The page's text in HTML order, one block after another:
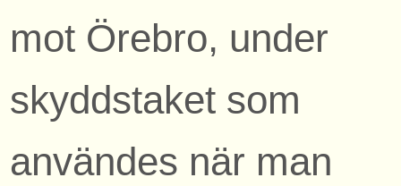
mot Örebro, under
skyddstaket som
användes när man